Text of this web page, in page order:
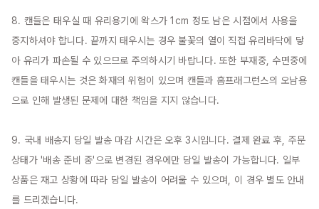
8. 캔들은 태우실 때 유리용기에 왁스가 1cm 정도 남은 시점에서 사용을
중지하셔야 합니다. 끝까지 태우시는 경우 불꽃의 열이 직접 유리바닥에 닿
아 유리가 파손될 수 있으므로 주의하시기 바랍니다. 또한 부재중, 수면중에
캔들을 태우시는 것은 화재의 위험이 있으며 캔들과 홈프래그런스의 오남용
으로 인해 발생된 문제에 대한 책임을 지지 않습니다.
9. 국내 배송지 당일 발송 마감 시간은 오후 3시입니다. 결제 완료 후, 주문
상태가 '배송 준비 중'으로 변경된 경우에만 당일 발송이 가능합니다. 일부
상품은 재고 상황에 따라 당일 발송이 어려울 수 있으며, 이 경우 별도 안내
를 드리겠습니다.